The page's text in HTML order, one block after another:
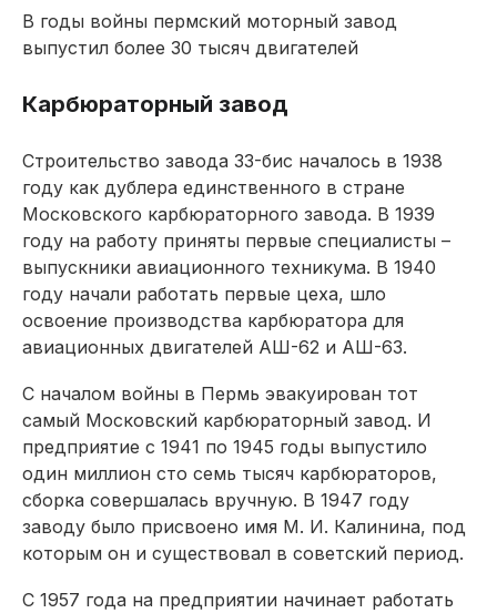
В годы войны пермский моторный завод
выпустил более 30 тысяч двигателей
Карбюраторный завод
Строительство завода 33-бис началось в 1938
году как дублера единственного в стране
Московского карбюраторного завода. В 1939
году на работу приняты первые специалисты –
выпускники авиационного техникума. В 1940
году начали работать первые цеха, шло
освоение производства карбюратора для
авиационных двигателей АШ-62 и АШ-63.
С началом войны в Пермь эвакуирован тот
самый Московский карбюраторный завод. И
предприятие с 1941 по 1945 годы выпустило
один миллион сто семь тысяч карбюраторов,
сборка совершалась вручную. В 1947 году
заводу было присвоено имя М. И. Калинина, под
которым он и существовал в советский период.
С 1957 года на предприятии начинает работать